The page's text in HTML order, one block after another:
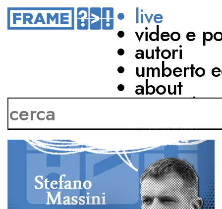
live
video e
autori
umberto
about
network
contatti